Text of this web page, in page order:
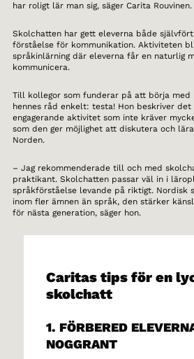
har roligt lär man sig, säger Carita Rouvinen.
Skolchatten har gett eleverna både
förståelse för kommunikation. Aktiviteten
språkinlärning där eleverna får en naturlig
kommunicera.
Till kollegor som funderar på att börja med
hennes råd enkelt: testa! Hon beskriver det
engagerande aktivitet som inte kräver
som den ger möjlighet att diskutera och
Norden.
– Jag rekommenderade till och med
praktikant. Skolchatten passar väl in i
språkförståelse levande på riktigt. Nordisk
inom fler ämnen än språk, den stärker
för nästa generation, säger hon.
Caritas tips för en
skolchatt
1. FÖRBERED
NOGGRANT